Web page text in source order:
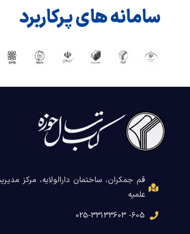
سامانه های پرکاربرد
قم جمکران، ساختمان دارالولایه، مرکز
علمیه
605- 025-33133603